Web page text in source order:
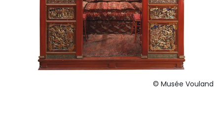
© Musée Vouland